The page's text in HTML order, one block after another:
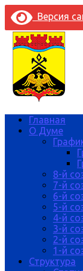
Версия
Главная
О Думе
8-й
7-й
6-й
5-й
4-й
3-й
2-й
1-й
Структура